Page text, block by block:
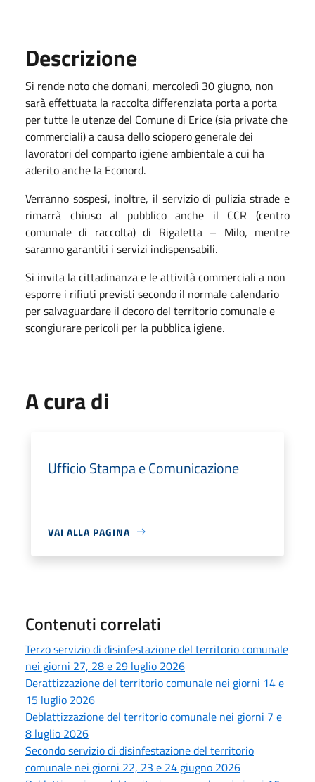
Descrizione
Si rende noto che domani, mercoledì 30 giugno, non
sarà effettuata la raccolta differenziata porta a porta
per tutte le utenze del Comune di Erice (sia private che
commerciali) a causa dello sciopero generale dei
lavoratori del comparto igiene ambientale a cui ha
aderito anche la Econord.
Verranno sospesi, inoltre, il servizio di pulizia strade e
rimarrà chiuso al pubblico anche il CCR (centro
comunale di raccolta) di Rigaletta – Milo, mentre
saranno garantiti i servizi indispensabili.
Si invita la cittadinanza e le attività commerciali a non
esporre i rifiuti previsti secondo il normale calendario
per salvaguardare il decoro del territorio comunale e
scongiurare pericoli per la pubblica igiene.
A cura di
Ufficio Stampa e Comunicazione
VAI ALLA PAGINA
Contenuti correlati
Terzo servizio di disinfestazione del territorio comunale
nei giorni 27, 28 e 29 luglio 2026
Derattizzazione del territorio comunale nei giorni 14 e
15 luglio 2026
Deblattizzazione del territorio comunale nei giorni 7 e
8 luglio 2026
Secondo servizio di disinfestazione del territorio
comunale nei giorni 22, 23 e 24 giugno 2026